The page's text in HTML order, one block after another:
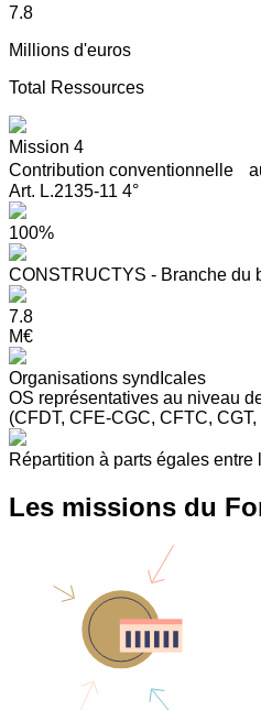
7.8
Millions d'euros
Total Ressources
Mission 4
Contribution conventionnelle
Art. L.2135-11 4°
100%
CONSTRUCTYS - Branche du
7.8
M€
Organisations syndIcales
OS représentatives au niveau
(CFDT, CFE-CGC, CFTC, CGT,
Répartition à parts égales entre
Les missions du